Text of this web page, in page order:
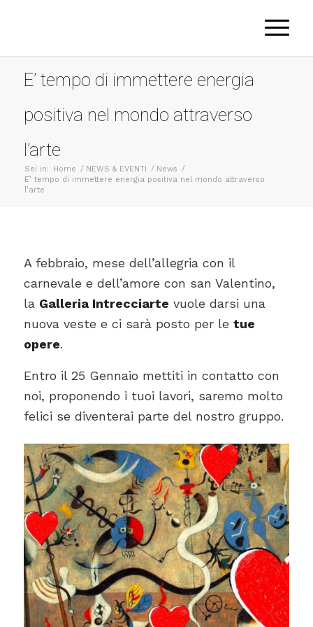
E’ tempo di immettere energia
positiva nel mondo attraverso
l’arte
Sei in: Home / NEWS & EVENTI / News /
E’ tempo di immettere energia positiva nel mondo attraverso
l’arte
A febbraio, mese dell’allegria con il
carnevale e dell’amore con san Valentino,
la Galleria Intrecciarte vuole darsi una
nuova veste e ci sarà posto per le tue
opere.
Entro il 25 Gennaio mettiti in contatto con
noi, proponendo i tuoi lavori, saremo molto
felici se diventerai parte del nostro gruppo.